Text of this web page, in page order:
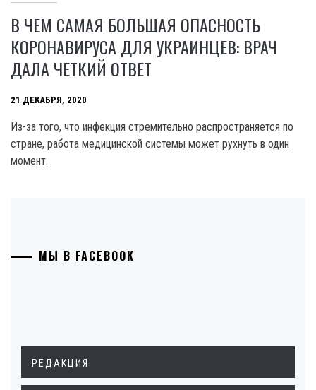
В ЧЕМ САМАЯ БОЛЬШАЯ ОПАСНОСТЬ
КОРОНАВИРУСА ДЛЯ УКРАИНЦЕВ: ВРАЧ
ДАЛА ЧЕТКИЙ ОТВЕТ
21 ДЕКАБРЯ, 2020
Из-за того, что инфекция стремительно распространяется по
стране, работа медицинской системы может рухнуть в один
момент.
МЫ В FACEBOOK
РЕДАКЦИЯ